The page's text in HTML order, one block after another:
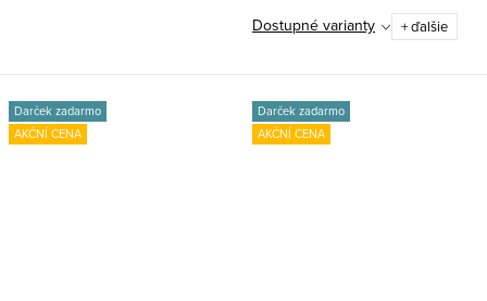
Dostupné varianty + ďalšie
Darček zadarmo
AKČNÍ CENA
Darček zadarmo
AKČNÍ CENA